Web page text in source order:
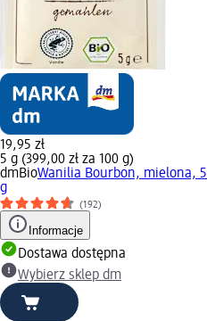
19,95 zł
5 g (399,00 zł za 100 g)
dmBioWanilia Bourbon, mielona, 5
g
(192)
Informacje
Dostawa dostępna
Wybierz sklep dm